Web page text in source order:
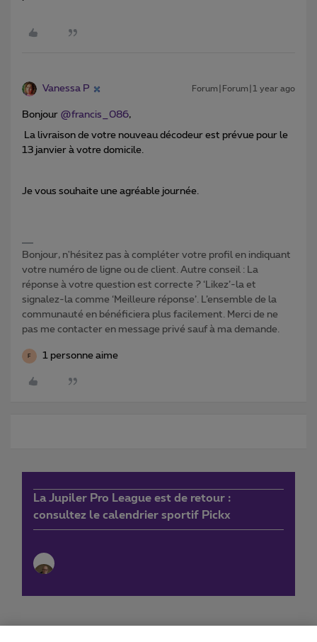
Vanessa P Forum|Forum|1 year ago
Bonjour ​ @francis_086,
La livraison de votre nouveau décodeur est prévue pour le
13 janvier à votre domicile.
Je vous souhaite une agréable journée.
Bonjour, n'hésitez pas à compléter votre profil en indiquant
votre numéro de ligne ou de client. Autre conseil : La
réponse à votre question est correcte ? ‘Likez’-la et
signalez-la comme ‘Meilleure réponse’. L’ensemble de la
communauté en bénéficiera plus facilement. Merci de ne
pas me contacter en message privé sauf à ma demande.
F 1 personne aime
La Jupiler Pro League est de retour :
consultez le calendrier sportif Pickx